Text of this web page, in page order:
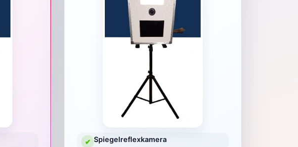
✔ Spiegelreflexkamera